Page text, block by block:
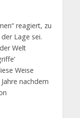
reagiert, zu
Lage sei.
Welt
Weise
nachdem